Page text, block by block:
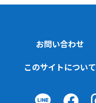
お問い合わせ
このサイトについて